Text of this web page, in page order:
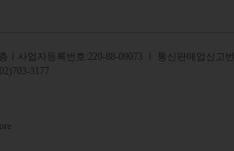
층
ㅣ사업자등록번호:220-88-09073 ㅣ 통신판매업신고
3177